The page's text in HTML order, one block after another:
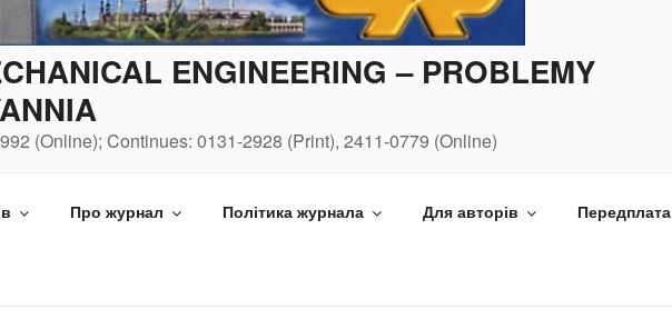
ENGINEERING – PROBLEMY
(Online); Continues: 0131-2928 (Print), 2411-0779 (Online)
Про журнал Політика журнала Для авторів Передплата